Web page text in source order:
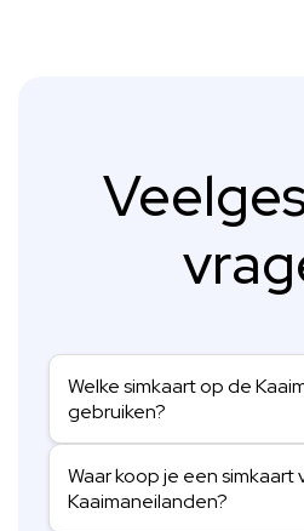
Welke simkaart op de
gebruiken?
Waar koop je een simkaart
Kaaimaneilanden?